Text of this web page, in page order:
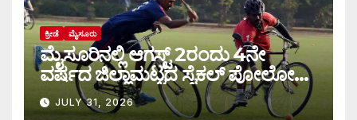
ಕ್ರೀಡೆ ಮೈಸೂರು
ಮೈಸೂರಿನಲ್ಲಿ ಆಗಸ್ಟ್‌ 2ರಂದು 4ನೇ
ವರ್ಷದ ಜಿಲ್ಲಾಮಟ್ಟದ ಸೈಕಲ್ ಪೋಲೋ
ಪಂದ್ಯಾವಳಿ
JULY 31, 2026